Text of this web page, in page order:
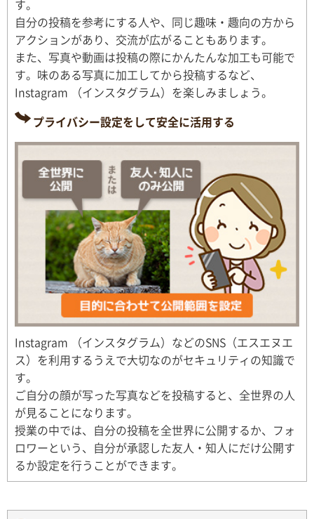
す。
自分の投稿を参考にする人や、同じ趣味・趣向の方から
アクションがあり、交流が広がることもあります。
また、写真や動画は投稿の際にかんたんな加工も可能で
す。味のある写真に加工してから投稿するなど、
Instagram （インスタグラム）を楽しみましょう。
プライバシー設定をして安全に活用する
Instagram （インスタグラム）などのSNS（エスエヌエ
ス）を利用するうえで大切なのがセキュリティの知識で
す。
ご自分の顔が写った写真などを投稿すると、全世界の人
が見ることになります。
授業の中では、自分の投稿を全世界に公開するか、フォ
ロワーという、自分が承認した友人・知人にだけ公開す
るか設定を行うことができます。